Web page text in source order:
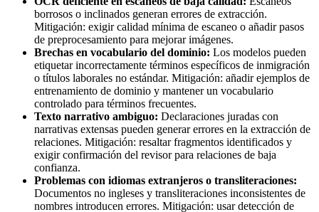
borrosos o inclinados generan errores de extracción.
Mitigación: exigir calidad mínima de escaneo o añadir pasos
de preprocesamiento para mejorar imágenes.
Brechas en vocabulario del dominio: Los modelos pueden
etiquetar incorrectamente términos específicos de inmigración
o títulos laborales no estándar. Mitigación: añadir ejemplos de
entrenamiento de dominio y mantener un vocabulario
controlado para términos frecuentes.
Texto narrativo ambiguo: Declaraciones juradas con
narrativas extensas pueden generar errores en la extracción de
relaciones. Mitigación: resaltar fragmentos identificados y
exigir confirmación del revisor para relaciones de baja
confianza.
Problemas con idiomas extranjeros o transliteraciones:
Documentos no ingleses y transliteraciones inconsistentes de
nombres introducen errores. Mitigación: usar detección de